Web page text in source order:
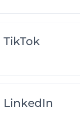
LinkedIn